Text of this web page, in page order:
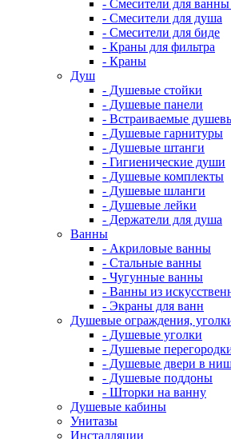
- Смесители для
- Смесители для душа
- Смесители для биде
- Краны для фильтра
- Краны
Душ
- Душевые стойки
- Душевые панели
- Встраиваемые
- Душевые гарнитуры
- Душевые штанги
- Гигиенические души
- Душевые комплекты
- Душевые шланги
- Душевые лейки
- Держатели для душа
Ванны
- Акриловые ванны
- Стальные ванны
- Чугунные ванны
- Ванны из
- Экраны для ванн
Душевые ограждения,
- Душевые уголки
- Душевые
- Душевые двери в
- Душевые поддоны
- Шторки на ванну
Душевые кабины
Унитазы
Инсталляции